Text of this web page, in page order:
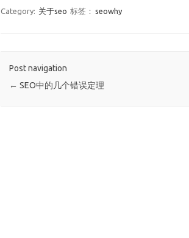
Category: 关于seo 标签： seowhy
Post navigation
← SEO中的几个错误定理